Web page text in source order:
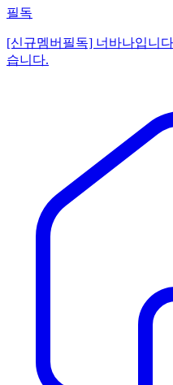
필독
[신규멤버필독] 너바나입니
습니다.